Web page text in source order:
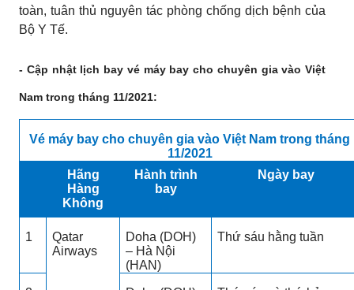
toàn, tuân thủ nguyên tác phòng chống dịch bệnh của
Bộ Y Tế.
- Cập nhật lịch bay vé máy bay cho chuyên gia vào Việt
Nam trong tháng 11/2021:
Vé máy bay cho chuyên gia vào Việt Nam trong tháng
11/2021
Hãng
Hàng
Không
Hành trình
bay
Ngày bay
1
Qatar
Airways
Doha (DOH)
– Hà Nội
(HAN)
Thứ sáu hằng tuần